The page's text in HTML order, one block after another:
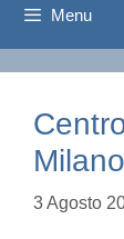
Menu
Milano
3 Agosto